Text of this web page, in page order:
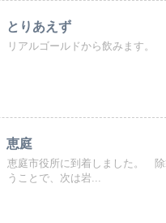
とりあえず
リアルゴールドから飲みます。
恵庭
恵庭市役所に到着しました。 除
うことで、次は岩...